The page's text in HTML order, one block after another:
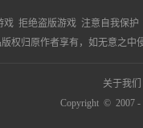
戏 拒绝盗版游戏 注意自我保
权归原作者享有，如无意之中
关于我们
Copyright © 2007 -